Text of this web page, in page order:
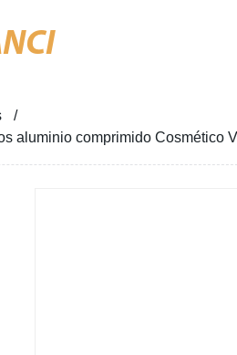
aluminio comprimido Cosmético